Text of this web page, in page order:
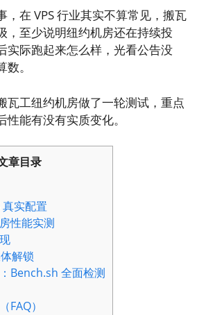
，在 VPS 行业其实不算常见，搬瓦
，至少说明纽约机房还在持续投
实际跑起来怎么样，光看公告没
。
瓦工纽约机房做了一轮测试，重点
能有没有实质变化。
章目录
实配置
性能实测
解锁
Bench.sh 全面检测
FAQ）